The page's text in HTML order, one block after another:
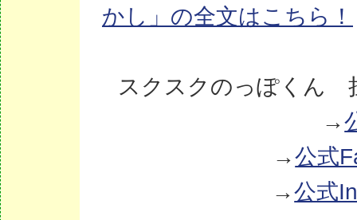
かし」の全文はこちら！
スクスクのっぽくん
→
→公式
→公式